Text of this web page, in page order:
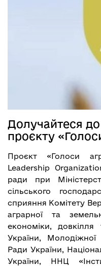
Долучайтеся до
проєкту
Проєкт «Голоси
Leadership
ради при
сільського
сприяння Комітету
аграрної та
економіки, довкілля
України,
Ради України,
України, ННЦ